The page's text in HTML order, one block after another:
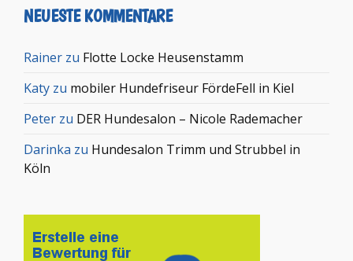
NEUESTE KOMMENTARE
Rainer zu Flotte Locke Heusenstamm
Katy zu mobiler Hundefriseur FördeFell in Kiel
Peter zu DER Hundesalon – Nicole Rademacher
Darinka zu Hundesalon Trimm und Strubbel in
Köln